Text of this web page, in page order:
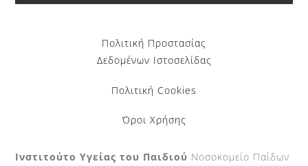
Πολιτική Προστασίας
Δεδομένων Ιστοσελίδας
Πολιτική Cookies
Όροι Χρήσης
Ινστιτούτο Υγείας του Παιδιού Νοσοκομείο Παίδων